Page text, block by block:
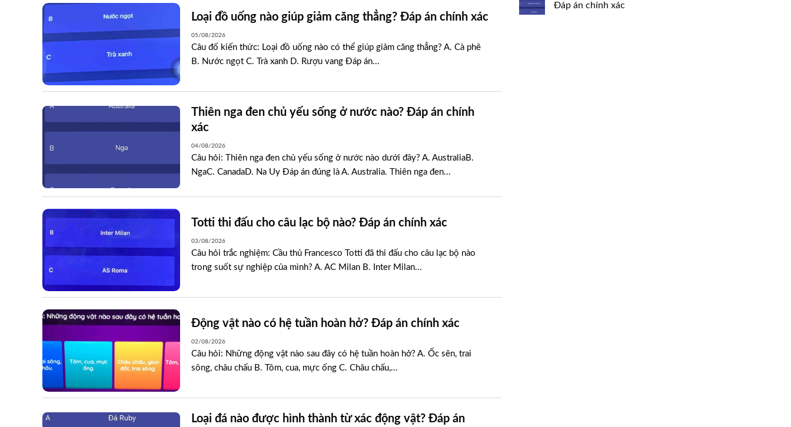
Loại đồ uống nào giúp giảm căng thẳng? Đáp án chính xác
05/08/2026
Câu đố kiến thức: Loại đồ uống nào có thể giúp giảm căng thẳng? A. Cà phê
B. Nước ngọt C. Trà xanh D. Rượu vang Đáp án...
Thiên nga đen chủ yếu sống ở nước nào? Đáp án chính
xác
04/08/2026
Câu hỏi: Thiên nga đen chủ yếu sống ở nước nào dưới đây? A. AustraliaB.
NgaC. CanadaD. Na Uy Đáp án đúng là A. Australia. Thiên nga đen...
Totti thi đấu cho câu lạc bộ nào? Đáp án chính xác
03/08/2026
Câu hỏi trắc nghiệm: Cầu thủ Francesco Totti đã thi đấu cho câu lạc bộ nào
trong suốt sự nghiệp của mình? A. AC Milan B. Inter Milan...
Động vật nào có hệ tuần hoàn hở? Đáp án chính xác
02/08/2026
Câu hỏi: Những động vật nào sau đây có hệ tuần hoàn hở? A. Ốc sên, trai
sông, châu chấu B. Tôm, cua, mực ống C. Châu chấu,...
Loại đá nào được hình thành từ xác động vật? Đáp án
Đáp án chính xác